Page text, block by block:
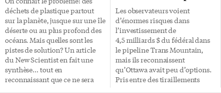
en communication et
technologies pour le
développement, Christian
Agbobli de l’UQAM. Le
contraire de la […]
candidats des différents partis
politiques. Une rencontre en
français a toutefois eu lieu
dimanche dernier sur la
Promenade du Lac, dans le
secteur de l’ancien village de
Long […]
déchets de plastique partout
sur la planète, jusque sur une île
déserte ou au plus profond des
océans. Mais quelles sont les
pistes de solution? Un article
du New Scientist en fait une
synthèse… tout en
reconnaissant que ce ne sera
Les observateurs voient
d’énormes risques dans
l’investissement de
4,5 milliards $ du fédéral dans
le pipeline Trans Mountain,
mais ils reconnaissent
qu’Ottawa avait peu d’options.
Pris entre des tiraillements